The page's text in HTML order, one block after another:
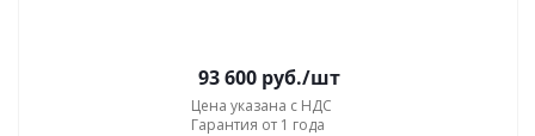
93 600руб./шт
Цена указана с НДС
Гарантия от 1 года